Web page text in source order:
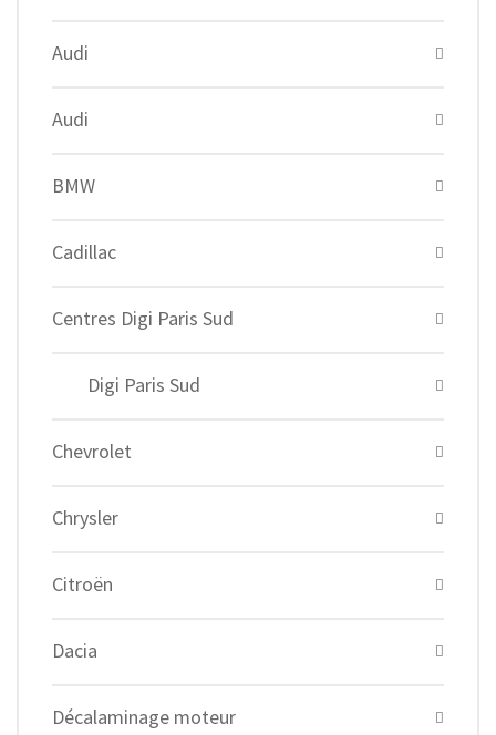
Audi
Audi
BMW
Cadillac
Centres Digi Paris Sud
Digi Paris Sud
Chevrolet
Chrysler
Citroën
Dacia
Décalaminage moteur